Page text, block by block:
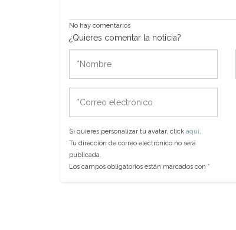
No hay comentarios
¿Quieres comentar la noticia?
electrónico
Si quieres personalizar tu avatar, click aquí.
Tu dirección de correo electrónico no será
publicada.
Los campos obligatorios están marcados con *